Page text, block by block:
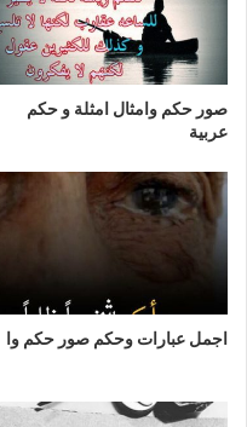
صور حكم وامثال امثلة و حكم
عربية
اجمل عبارات وحكم صور حكم وا